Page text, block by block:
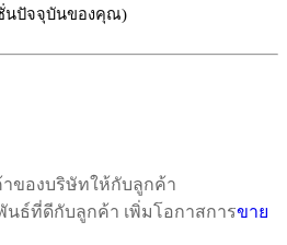
นปัจจุบันของคุณ)
ของบริษัทให้กับลูกค้า
ธ์ที่ดีกับลูกค้า เพิ่มโอกาสการขาย